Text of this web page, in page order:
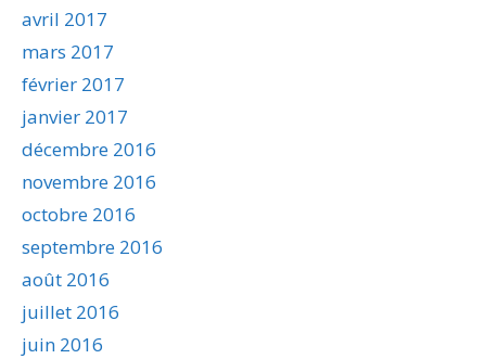
avril 2017
mars 2017
février 2017
janvier 2017
décembre 2016
novembre 2016
octobre 2016
septembre 2016
août 2016
juillet 2016
juin 2016